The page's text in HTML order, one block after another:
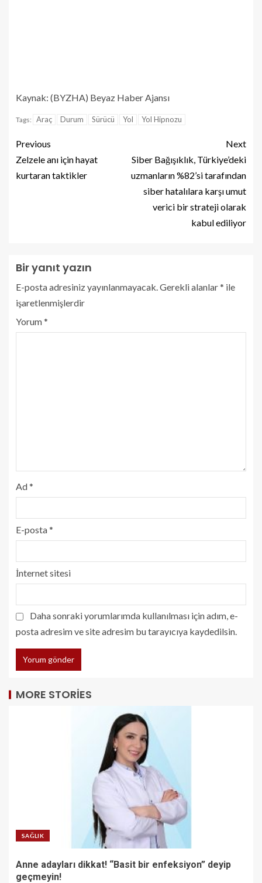
Kaynak: (BYZHA) Beyaz Haber Ajansı
Tags: Araç Durum Sürücü Yol Yol Hipnozu
Previous
Zelzele anı için hayat
kurtaran taktikler
Next
Siber Bağışıklık, Türkiye’deki
uzmanların %82’si tarafından
siber hatalılara karşı umut
verici bir strateji olarak
kabul ediliyor
Bir yanıt yazın
E-posta adresiniz yayınlanmayacak. Gerekli alanlar* ile
işaretlenmişlerdir
Yorum*
Ad*
E-posta*
İnternet sitesi
Daha sonraki yorumlarımda kullanılması için adım, e-
posta adresim ve site adresim bu tarayıcıya kaydedilsin.
MORE STORIES
SAĞLIK
Anne adayları dikkat! “Basit bir enfeksiyon” deyip
geçmeyin!